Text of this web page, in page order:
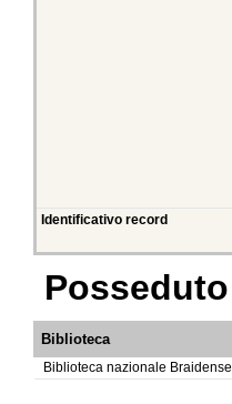
Identificativo record
Posseduto
Biblioteca
Biblioteca nazionale Braidense